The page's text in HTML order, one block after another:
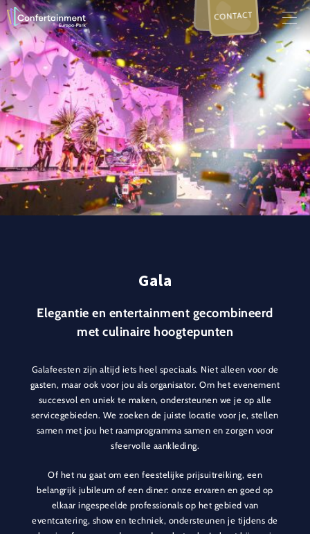
CONTACT
Gala
Elegantie en entertainment gecombineerd
met culinaire hoogtepunten
Galafeesten zijn altijd iets heel speciaals. Niet alleen voor de
gasten, maar ook voor jou als organisator. Om het evenement
succesvol en uniek te maken, ondersteunen we je op alle
servicegebieden. We zoeken de juiste locatie voor je, stellen
samen met jou het raamprogramma samen en zorgen voor
sfeervolle aankleding.
Of het nu gaat om een feestelijke prijsuitreiking, een
belangrijk jubileum of een diner: onze ervaren en goed op
elkaar ingespeelde professionals op het gebied van
eventcatering, show en techniek, ondersteunen je tijdens de